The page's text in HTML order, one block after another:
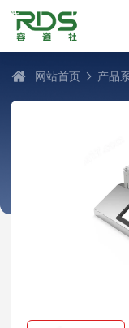
网站首页 产品